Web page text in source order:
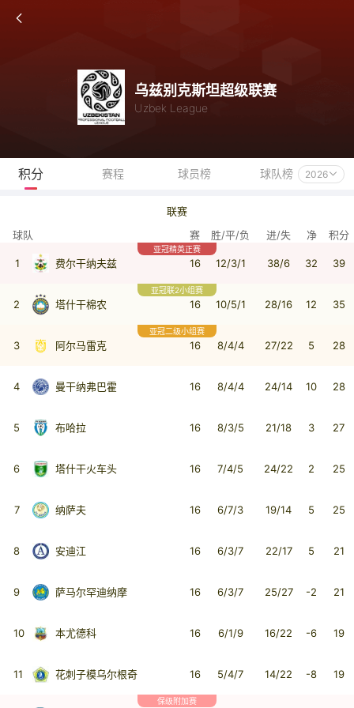
乌兹别克斯坦超级联赛
Uzbek League
积分 赛程 球员榜 球队榜 2026
联赛
球队
赛 胜/平/负 进/失 净 积分
亚冠精英正赛
1 费尔干纳夫兹 16 12/3/1 38/6 32 39
亚冠联2小组赛
2 塔什干棉农 16 10/5/1 28/16 12 35
亚冠二级小组赛
3 阿尔马雷克 16 8/4/4 27/22 5 28
4 曼干纳弗巴霍 16 8/4/4 24/14 10 28
5 布哈拉 16 8/3/5 21/18 3 27
6 塔什干火车头 16 7/4/5 24/22 2 25
7 纳萨夫 16 6/7/3 19/14 5 25
8 安迪江 16 6/3/7 22/17 5 21
9 萨马尔罕迪纳摩 16 6/3/7 25/27 -2 21
10 本尤德科 16 6/1/9 16/22 -6 19
11 花刺子模乌尔根奇 16 5/4/7 14/22 -8 19
保级附加赛